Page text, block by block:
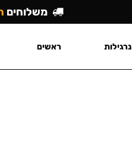
משלוחים
נרגילות ראשים